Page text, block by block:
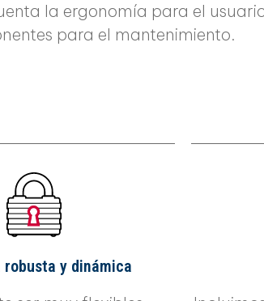
la ergonomía para el
para el mantenimiento.
robusta y dinámica